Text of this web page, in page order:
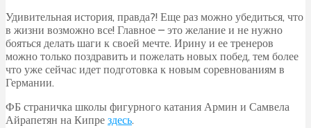
Удивительная история, правда?! Еще раз можно убедиться, что
в жизни возможно все! Главное – это желание и не нужно
бояться делать шаги к своей мечте. Ирину и ее тренеров
можно только поздравить и пожелать новых побед, тем более
что уже сейчас идет подготовка к новым соревнованиям в
Германии.
ФБ страничка школы фигурного катания Армин и Самвела
Айрапетян на Кипре здесь.